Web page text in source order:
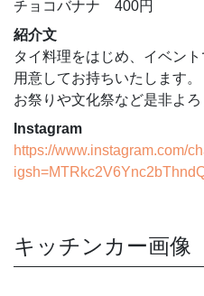
チョコバナナ 400円
紹介文
タイ料理をはじめ、イベン
用意してお持ちいたします。
お祭りや文化祭など是非よろ
Instagram
https://www.instagram.com/
キッチンカー画像